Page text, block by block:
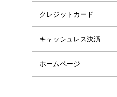
クレジットカード
キャッシュレス決済
ホームページ